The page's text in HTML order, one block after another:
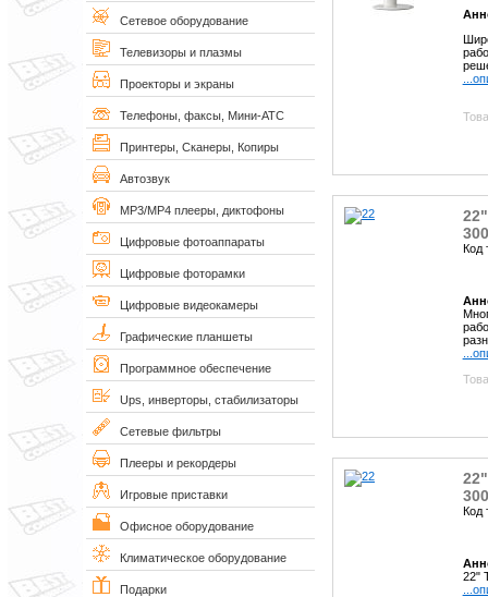
Сетевое оборудование
Телевизоры и плазмы
Проекторы и экраны
Телефоны, факсы, Мини-АТС
Принтеры, Сканеры, Копиры
Автозвук
MP3/MP4 плееры, диктофоны
Цифровые фотоаппараты
Цифровые фоторамки
Цифровые видеокамеры
Графические планшеты
Программное обеспечение
Ups, инверторы, стабилизаторы
Сетевые фильтры
Плееры и рекордеры
Игровые приставки
Офисное оборудование
Климатическое оборудование
Подарки
Код
Код
22"